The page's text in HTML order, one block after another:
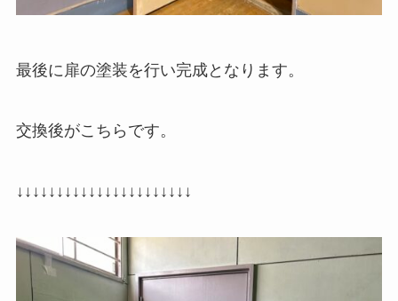
最後に扉の塗装を行い完成となります。
交換後がこちらです。
↓↓↓↓↓↓↓↓↓↓↓↓↓↓↓↓↓↓↓↓↓↓